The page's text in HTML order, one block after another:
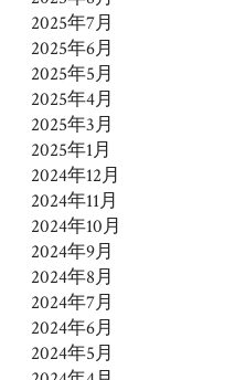
2025年7月
2025年6月
2025年5月
2025年4月
2025年3月
2025年1月
2024年12月
2024年11月
2024年10月
2024年9月
2024年8月
2024年7月
2024年6月
2024年5月